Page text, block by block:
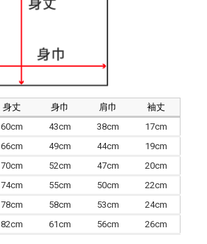
身丈 身巾 肩巾
袖丈
60cm 43cm 38cm
17cm
66cm 49cm 44cm
19cm
70cm 52cm 47cm
20cm
74cm 55cm 50cm
22cm
78cm 58cm 53cm
24cm
82cm 61cm 56cm 26cm